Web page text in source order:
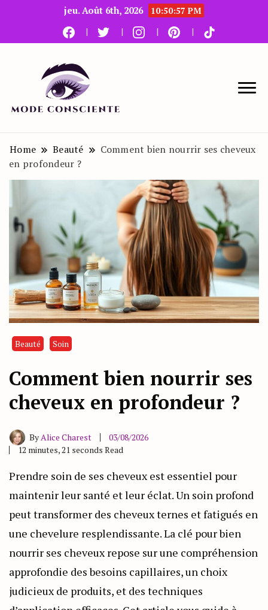
jeu. Août 6th, 2026 10:50:58 PM
Le blog beauté et mode
Home Beauté
Comment bien nourrir ses cheveux
en profondeur ?
Beauté Soin
Comment bien nourrir ses
cheveux en profondeur ?
ByAlice Charest
03/08/2026
12 minutes, 21 seconds Read
Prendre soin de ses cheveux est essentiel pour
maintenir leur santé et leur éclat. Un soin profond
peut transformer des cheveux ternes et fatigués en
une chevelure resplendissante. La clé pour bien
nourrir ses cheveux repose sur une compréhension
approfondie des besoins capillaires, un choix
judicieux de produits, et des techniques